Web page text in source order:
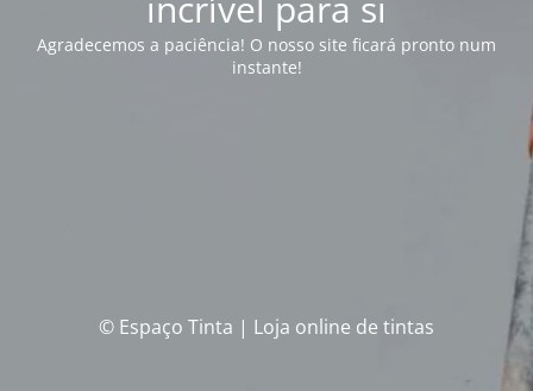
Agradecemos a paciência! O nosso site ficará pronto num
instante!
© Espaço Tinta | Loja online de tintas